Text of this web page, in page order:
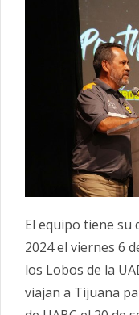
El equipo tiene su
2024 el viernes 6
los Lobos de la
viajan a Tijuana